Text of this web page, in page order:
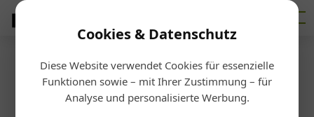
Cookies & Datenschutz
Diese Website verwendet Cookies für essenzielle
Funktionen sowie – mit Ihrer Zustimmung – für
Analyse und personalisierte Werbung.
Startseite /Markt
Nachwuchshoffnungen